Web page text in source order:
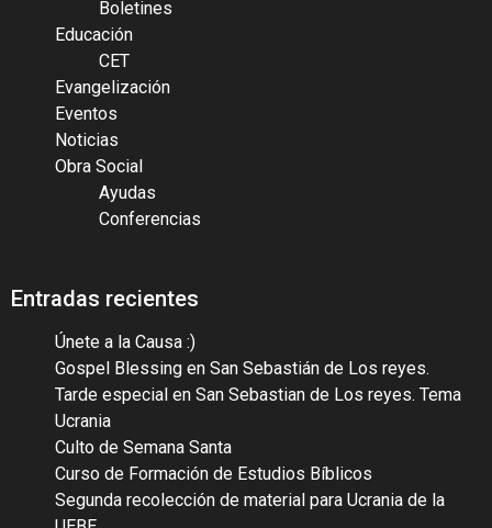
Boletines
Educación
CET
Evangelización
Eventos
Noticias
Obra Social
Ayudas
Conferencias
Entradas recientes
Únete a la Causa :)
Gospel Blessing en San Sebastián de Los reyes.
Tarde especial en San Sebastian de Los reyes. Tema
Ucrania
Culto de Semana Santa
Curso de Formación de Estudios Bíblicos
Segunda recolección de material para Ucrania de la